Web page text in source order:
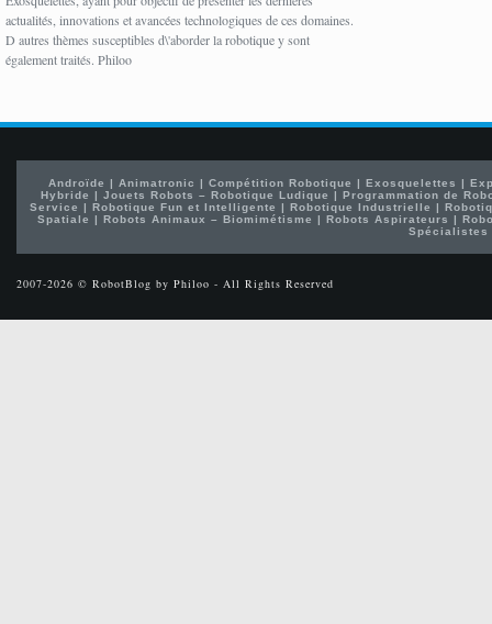
actualités, innovations et avancées technologiques de ces domaines.
D autres thèmes susceptibles d\'aborder la robotique y sont
également traités. Philoo
Androïde | Animatronic | Compétition Robotique | Exosquelettes |
Hybride |Jouets Robots – Robotique Ludique |Programmation de
Service | Robotique Fun et Intelligente | Robotique Industrielle |
Spatiale | Robots Animaux – Biomimétisme | Robots Aspirateurs |
Spécialistes
2007-2026 © RobotBlog by Philoo - All Rights Reserved